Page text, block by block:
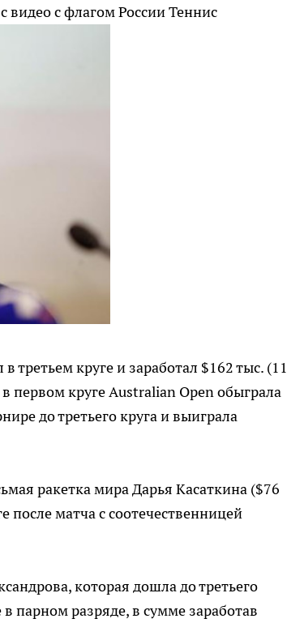
видео с флагом РоссииТеннис
круге и заработал $162 тыс. (11
первом круге Australian Open обыграла
до третьего круга и выиграла
ракетка мира Дарья Касаткина ($76
после матча с соотечественницей
которая дошла до третьего
парном разряде, в сумме заработав